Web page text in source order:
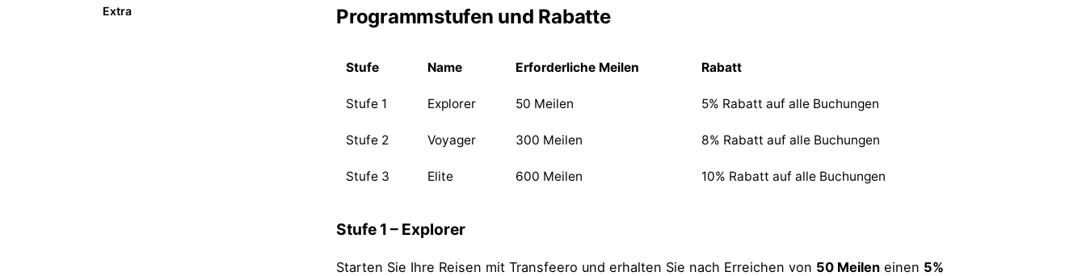
Extra Programmstufen und Rabatte
Stufe Name Erforderliche Meilen Rabatt
Stufe 1 Explorer 50 Meilen 5% Rabatt auf alle Buchungen
Stufe 2 Voyager 300 Meilen 8% Rabatt auf alle Buchungen
Stufe 3 Elite 600 Meilen 10% Rabatt auf alle Buchungen
Stufe 1 – Explorer
Starten Sie Ihre Reisen mit Transfeero und erhalten Sie nach Erreichen von 50 Meilen einen 5%